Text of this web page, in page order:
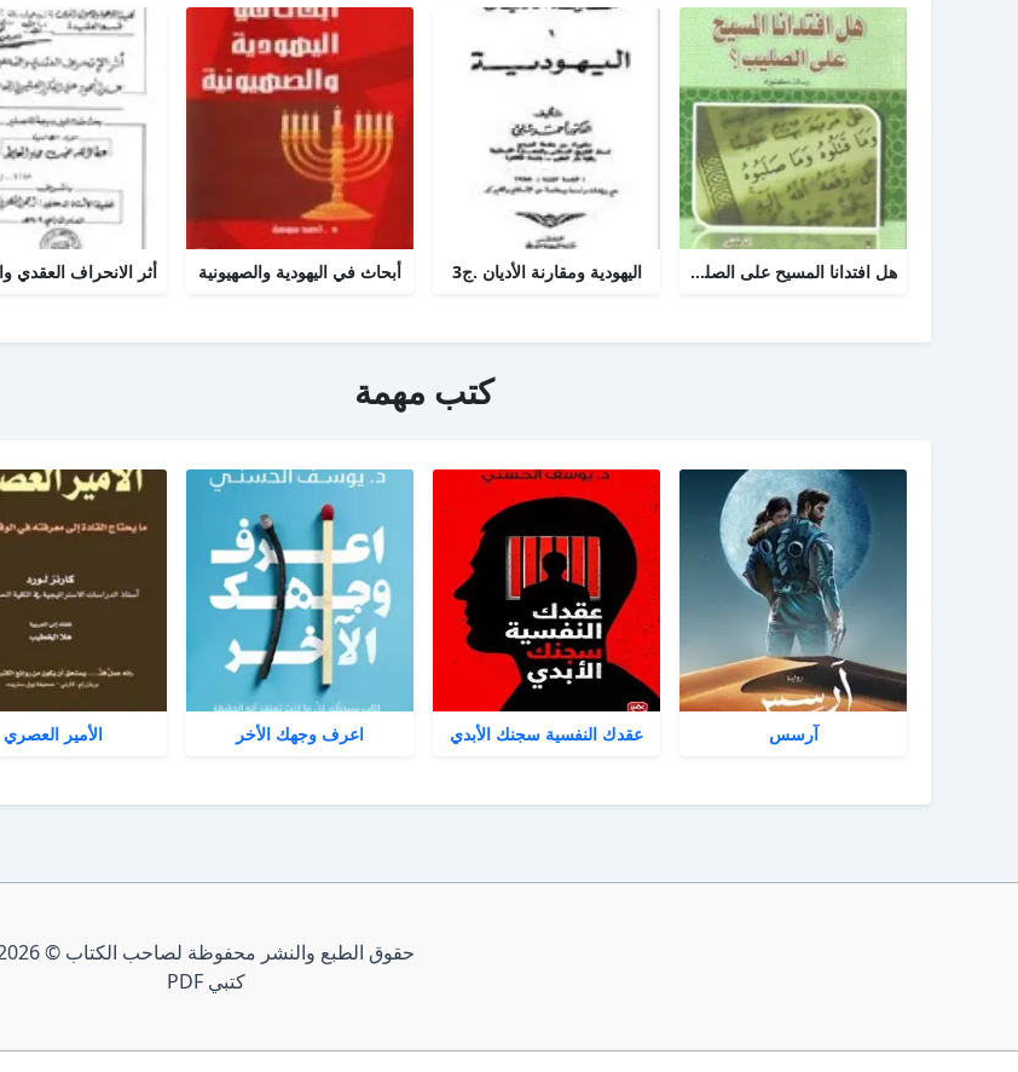
هل افتدانا المسيح على الصليب اليهودية ومقارنة الأديان .ج3 أبحاث في اليهودية والصهيونية
كتب مهمة
آرسس عقدك النفسية سجنك الأبدي اعرف وجهك الأخر الأمير العصري
حقوق الطبع والنشر محفوظة لصاحب
كتبي PDF